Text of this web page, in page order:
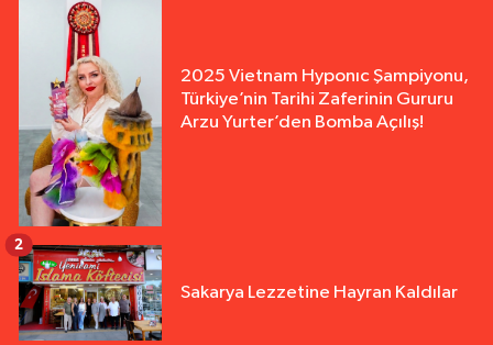
2025 Vietnam Hyponıc Şampiyonu,
Türkiye’nin Tarihi Zaferinin Gururu
Arzu Yurter’den Bomba Açılış!
Sakarya Lezzetine Hayran Kaldılar
2